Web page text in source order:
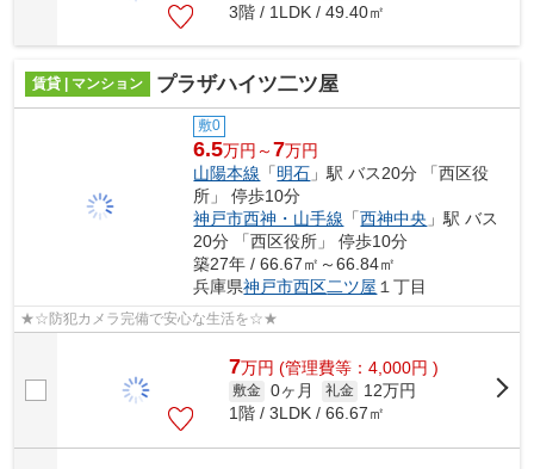
3階 / 1LDK / 49.40㎡
賃貸 | マンション プラザハイツ二ツ屋
敷0
6.5万円～7万円
山陽本線 「明石 」駅 バス20分 「西区役
所」 停歩10分
神戸市西神・山手線 「西神中央 」駅 バス
20分 「西区役所」 停歩10分
築27年 / 66.67㎡～66.84㎡
兵庫県神戸市西区二ツ屋 １丁目
★☆防犯カメラ完備で安心な生活を☆★
7万円 (管理費等：4,000円 )
敷金 0ヶ月 礼金
12万円
1階 / 3LDK / 66.67㎡